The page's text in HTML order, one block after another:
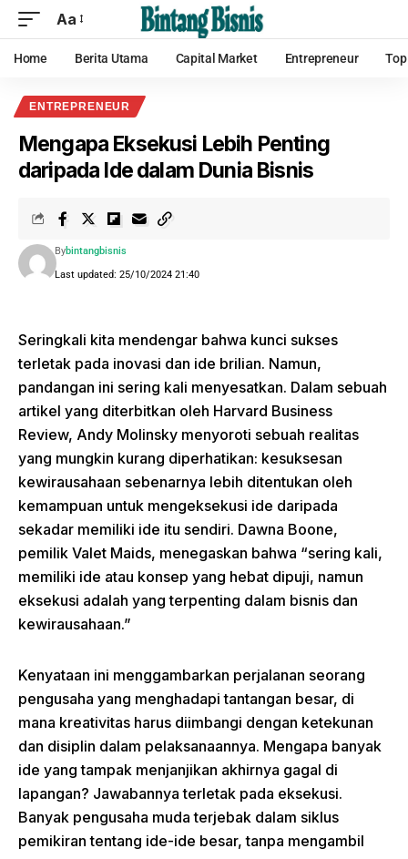
Aa
Home Berita Utama Capital Market Entrepreneur
ENTREPRENEUR
Mengapa Eksekusi Lebih Penting
daripada Ide dalam Dunia Bisnis
Last updated: 25/10/2024 21:40
Bybintangbisnis
Seringkali kita mendengar bahwa kunci sukses
terletak pada inovasi dan ide brilian. Namun,
pandangan ini sering kali menyesatkan. Dalam sebuah
artikel yang diterbitkan oleh Harvard Business
Review, Andy Molinsky menyoroti sebuah realitas
yang mungkin kurang diperhatikan: kesuksesan
kewirausahaan sebenarnya lebih ditentukan oleh
kemampuan untuk mengeksekusi ide daripada
sekadar memiliki ide itu sendiri. Dawna Boone,
pemilik Valet Maids, menegaskan bahwa “sering kali,
memiliki ide atau konsep yang hebat dipuji, namun
eksekusi adalah yang terpenting dalam bisnis dan
kewirausahaan.”
Kenyataan ini menggambarkan perjalanan seorang
pengusaha yang menghadapi tantangan besar, di
mana kreativitas harus diimbangi dengan ketekunan
dan disiplin dalam pelaksanaannya. Mengapa banyak
ide yang tampak menjanjikan akhirnya gagal di
lapangan? Jawabannya terletak pada eksekusi.
Banyak pengusaha muda terjebak dalam siklus
pemikiran tentang ide-ide besar, tanpa mengambil